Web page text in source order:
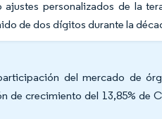
personalizados de la
de dos dígitos durante la
del mercado de
de crecimiento del 13,85% de